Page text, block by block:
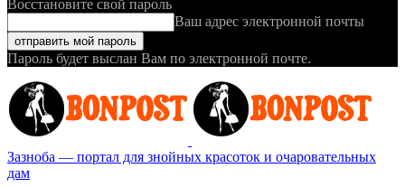
Восстановите свой пароль
Ваш адрес электронной почты
Пароль будет выслан Вам по электронной почте.
Зазноба — портал для знойных красоток и очаровательных
дам